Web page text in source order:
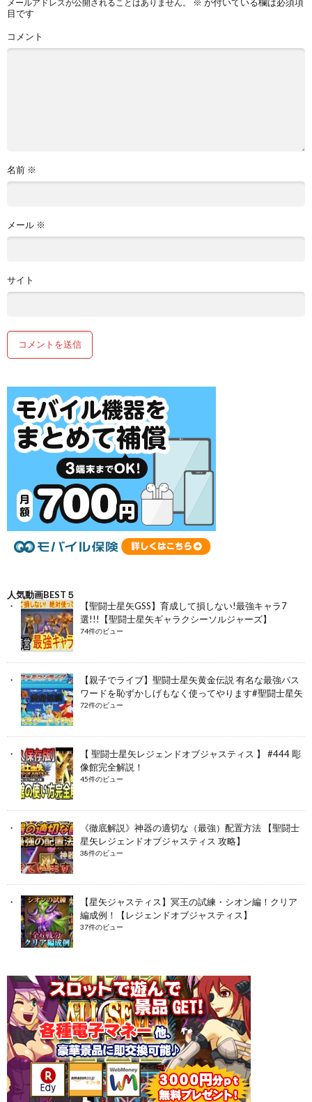
メールアドレスが公開されることはありません。
目です
コメント
名前 ※
メール ※
サイト
人気動画BEST５
【聖闘士星矢GSS】育成して損しない!最強キャラ7
選!!!【聖闘士星矢ギャラクシーソルジャーズ】
74件のビュー
【親子でライブ】聖闘士星矢黄金伝説 有名な最強パス
ワードを恥ずかしげもなく使ってやります#聖闘士星矢
72件のビュー
【 聖闘士星矢レジェンドオブジャスティス 】 #444 彫
像館完全解説！
45件のビュー
《徹底解説》神器の適切な（最強）配置方法 【聖闘士
星矢レジェンドオブジャスティス 攻略】
38件のビュー
【星矢ジャスティス】冥王の試練・シオン編！クリア
編成例！【レジェンドオブジャスティス】
37件のビュー